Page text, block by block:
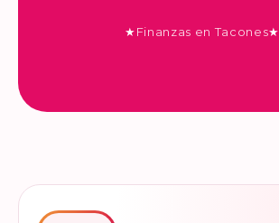
★Finanzas en Tacones★